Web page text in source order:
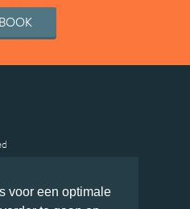
voor een optimale
Disclaimer
Cookies